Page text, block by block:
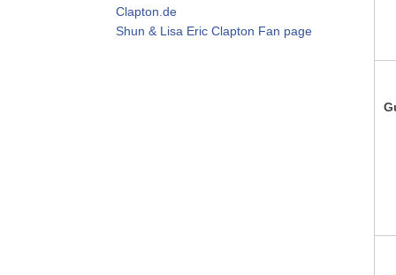
Clapton.de
Shun & Lisa Eric Clapton Fan page